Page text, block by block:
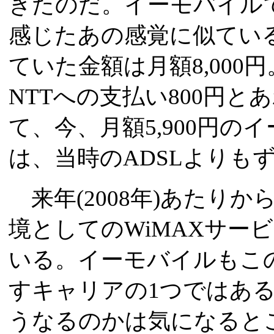
感じたあの感覚に似てい
ていた金額は月額8,000
NTTへの支払い800円と
て、今、月額5,900円の
は、当時のADSLよりも
来年(2008年)あたりか
境としてのWiMAXサー
いる。イーモバイルも
すキャリアの1つではあ
うなるのかは気になる